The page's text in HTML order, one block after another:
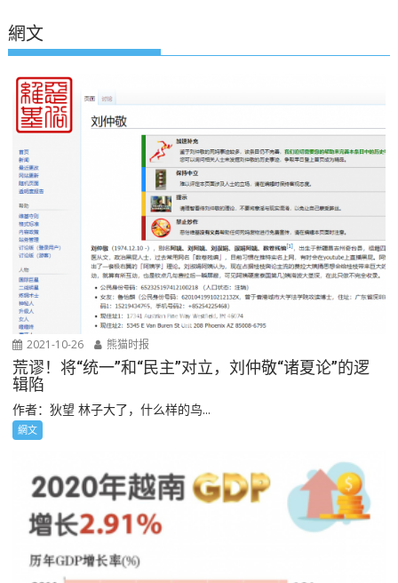
網文
2021-10-26 熊猫时报
荒谬！将“统一”和“民主”对立，刘仲敬“诸夏论”的逻
辑陷
作者：狄望 林子大了，什么样的鸟...
網文